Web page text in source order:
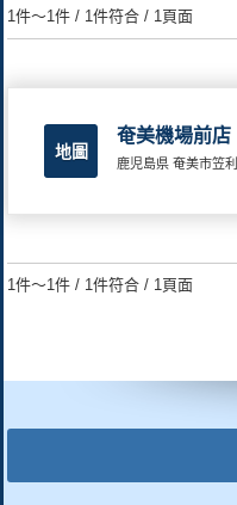
1件～1件 / 1件符合 / 1頁面
地圖
奄美機場前店
鹿児島県 奄美市笠
1件～1件 / 1件符合 / 1頁面